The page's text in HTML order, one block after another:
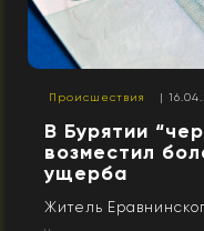
Происшествия |
В Бурятии
возместил
ущерба
Житель